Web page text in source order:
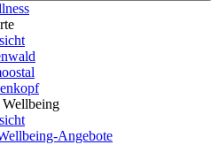
Angebote